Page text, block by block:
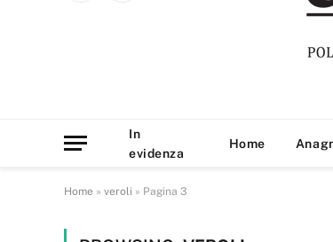
In
evidenza
Home
Home » veroli » Pagina 3